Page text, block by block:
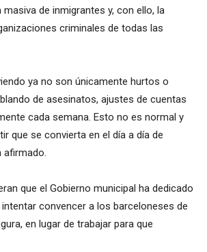
de inmigrantes y, con ello, la
criminales de todas las
ya no son únicamente hurtos o
de asesinatos, ajustes de cuentas
cada semana. Esto no es normal y
que se convierta en el día a día de
afirmado.
que el Gobierno municipal ha dedicado
convencer a los barceloneses de
en lugar de trabajar para que